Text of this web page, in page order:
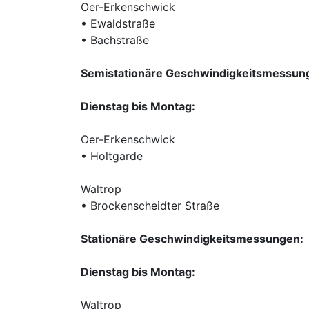
Oer-Erkenschwick
• Ewaldstraße
• Bachstraße
Semistationäre
Dienstag bis Montag:
Oer-Erkenschwick
• Holtgarde
Waltrop
• Brockenscheidter Straße
Stationäre Geschwindigkeitsmessungen:
Dienstag bis Montag:
Waltrop